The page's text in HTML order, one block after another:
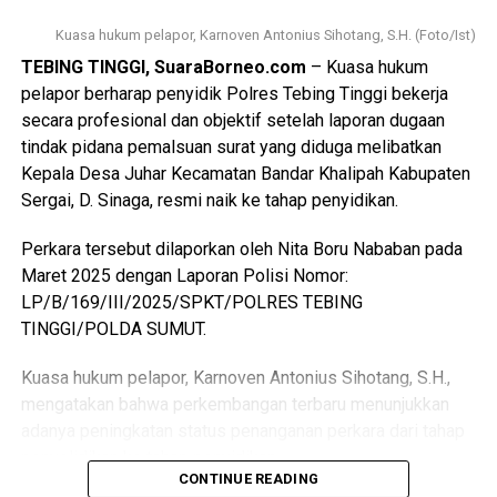
(6) Jika terpidana selama masa percobaan sebagaimana
dimaksud pada ayat (1) tidak menunjukkan sikap dan
perbuatan yang terpuji serta tidak ada harapan untuk
diperbaiki, pidana mati dapat
dilaksanakan atas perintah Jaksa Agung.”
Pada pokoknya:
1. Tindak pidana korupsi tetap diatur sebagai tindak pidana
31 Tahun 1999 tentang Pemberantasan Tindak Pidana
Korupsi sebagaimana telah diubah dengan Undang-Undang
Nomor 20 Tahun
2001.
ayat (2) UU Tipikor, yang menyatakan bahwa pidana mati
dalam keadaan tertentu.
knalpot tidak sesuai spesifikasi sebanyak 19 Tilang dan
Barang Bukti Ranmor R2 sebanyak 19 unit,” katanya.
(Ujg/SB)
Views: 70
Bagikan ke
WhatsApp 0 Facebook 0
Messenger 0
Kuasa hukum pelapor, Karnoven Antonius Sihotang, S.H. (Foto/Ist)
TEBING TINGGI, SuaraBorneo.com – Kuasa hukum
pelapor berharap penyidik Polres Tebing Tinggi bekerja
secara profesional dan objektif setelah laporan dugaan
tindak pidana pemalsuan surat yang diduga melibatkan
Kepala Desa Juhar Kecamatan Bandar Khalipah Kabupaten
Sergai, D. Sinaga, resmi naik ke tahap penyidikan.
Perkara tersebut dilaporkan oleh Nita Boru Nababan pada
Maret 2025 dengan Laporan Polisi Nomor:
LP/B/169/III/2025/SPKT/POLRES TEBING
TINGGI/POLDA SUMUT.
Kuasa hukum pelapor, Karnoven Antonius Sihotang, S.H.,
mengatakan bahwa perkembangan terbaru menunjukkan
penyelidikan ke tahap penyidikan.
CONTINUE READING